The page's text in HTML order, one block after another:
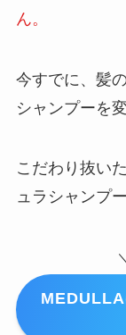
ん。
今すでに、髪
シャンプーを
こだわり抜い
ュラシャンプ